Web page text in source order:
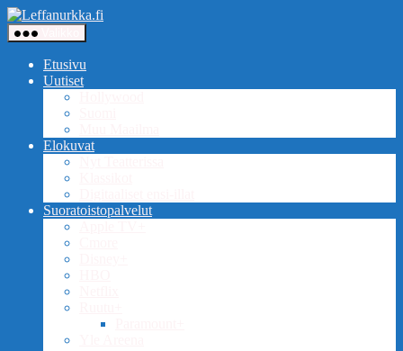
Siirry
sisältöön
Etusivu
Uutiset
Elokuvat
Suoratoistopalvelut